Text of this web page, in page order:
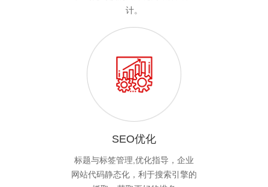
计。
SEO优化
标题与标签管理,优化指导，企业
网站代码静态化，利于搜索引擎的